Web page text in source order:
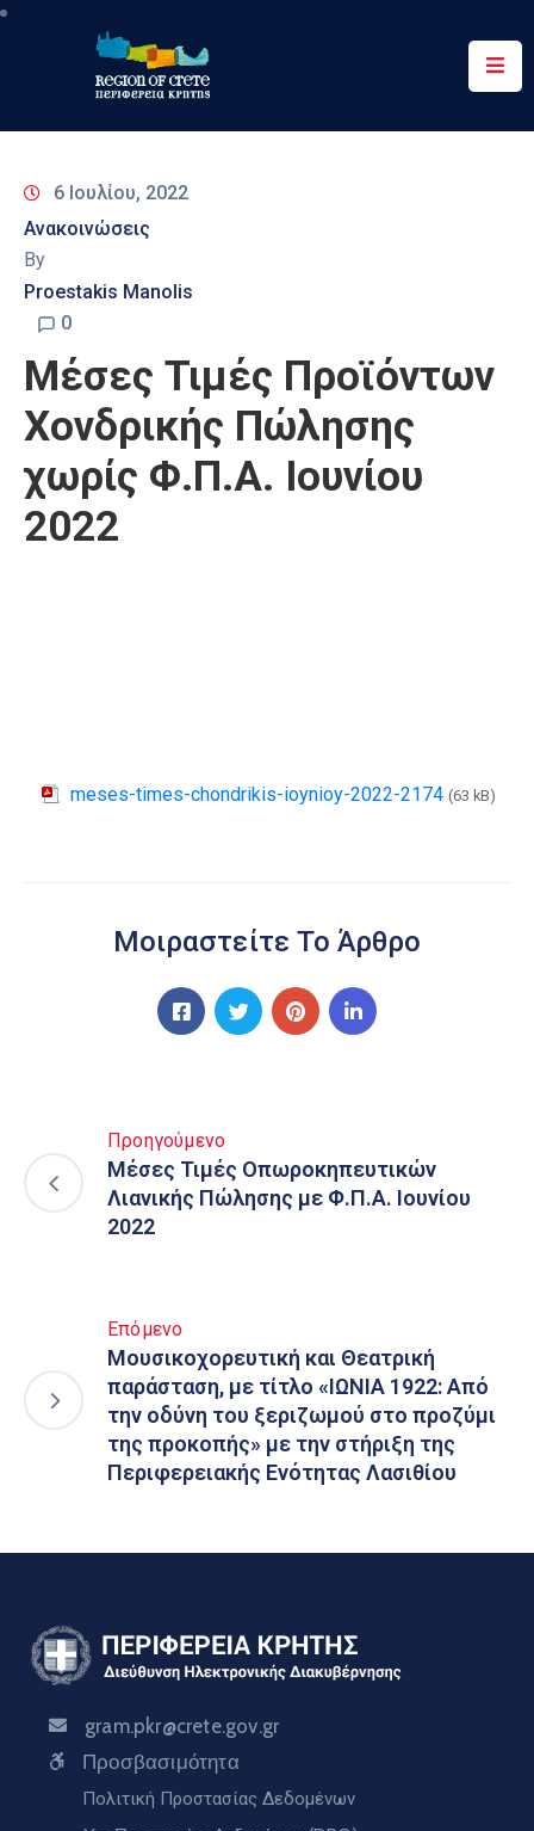
Περιφέρεια
&
Δράσεις
Ψηφιακές
Υπηρεσίες
Επικοινωνία
6 Ιουλίου, 2022
Ανακοινώσεις
By
Proestakis Manolis
0
Μέσες Τιμές Προϊόντων
Χονδρικής Πώλησης
χωρίς Φ.Π.Α. Ιουνίου
2022
meses-times-chondrikis-ioynioy-2022-2174 (63 kB)
Μοιραστείτε Το Άρθρο
Προηγούμενο
Μέσες Τιμές Οπωροκηπευτικών
Λιανικής Πώλησης με Φ.Π.Α. Ιουνίου
2022
Επόμενο
Μουσικοχορευτική και Θεατρική
παράσταση, με τίτλο «ΙΩΝΙΑ 1922: Από
την οδύνη του ξεριζωμού στο προζύμι
της προκοπής» με την στήριξη της
Περιφερειακής Ενότητας Λασιθίου
gram.pkr@crete.gov.gr
Προσβασιμότητα
Πολιτική Προστασίας Δεδομένων